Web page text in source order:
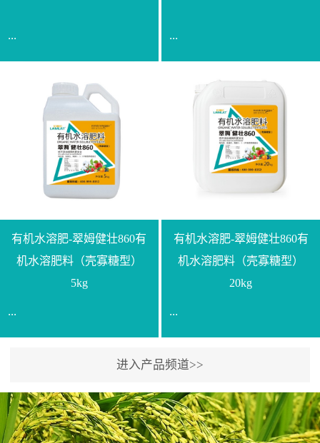
...
【通用名称】脲甲醛缓释
氮肥【产品形态】水剂
【产品规格】1000g【技术
指标】N≥330g/L【企业标
准】Q/LML O01-2022【使
用方法】1、飞防：每亩
复配其他农药、肥料并提
高药效，间隔2-3周，可连
释均匀喷施苗床;移栽前一
天，用同样方法再喷施一
次。移栽前使用，储存在
苗株体内，移栽后，逐步
释放并快速补充营养。3、
作为补氮肥使用：30-100
倍喷施，在开花前期、幼
...
【通用名称】微生物菌剂
【产品剂型】颗粒【产品
规格】20kg【技术指标】
有效活菌数≥10.0亿/克【增
效物质】有机质≥40%;小分
子有机碳≥23%;壳寡糖
底肥：亩用本品40kg-
100kg可替代有机肥，配合
与复合肥、水溶肥或细土
混均后沟施、穴施、撒施
均可。3、沟施穴施:幼树
环状沟施，每棵用150-
200g，成年树放射状沟
施，每棵用0.5kg-1kg，可
拌肥施，也可拌土施。4、
有机水溶肥-翠姆健壮860有
机水溶肥料（壳寡糖型）
5kg
...
【通用名称】有机水溶肥
料【产品剂型】水剂【产
品规格】5kg、20kg【技术
指标】有机质≥200g/L、
有机水溶肥-翠姆健壮860有
机水溶肥料（壳寡糖型）
20kg
...
【通用名称】有机水溶肥
料【产品剂型】水剂【产
品规格】5kg、20kg【技术
指标】有机质≥200g/L、
进入产品频道>>